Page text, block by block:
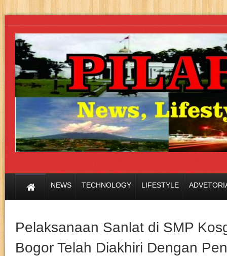
NEWS TECHNOLOGY LIFESTYLE
Pelaksanaan Sanlat di SMP
Bogor Telah Diakhiri Dengan